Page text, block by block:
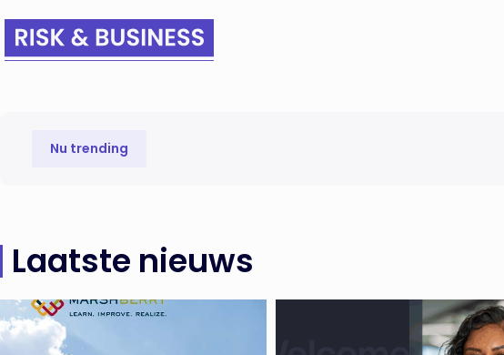
Nu trending
Laatste nieuws